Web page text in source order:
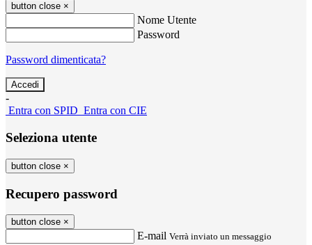
button close ×
Nome Utente
Password
Password dimenticata?
-
Entra con SPID Entra con CIE
Seleziona utente
button close ×
Recupero password
button close ×
E-mail Verrà inviato un messaggio